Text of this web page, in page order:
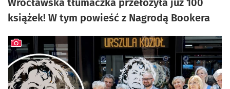
Wrocławska tłumaczka przełożyła już 100
książek! W tym powieść z Nagrodą Bookera